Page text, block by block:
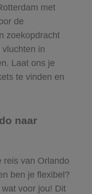
met
de
zoekopdracht
in
Laat ons je
te vinden en
naar
reis van Orlando
ben je flexibel?
voor jou! Dit